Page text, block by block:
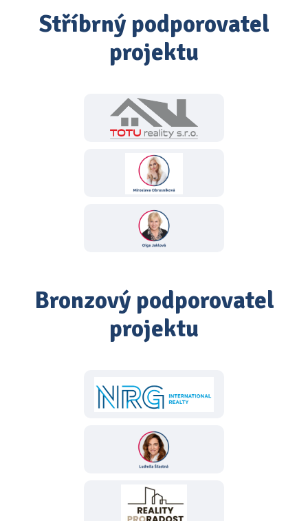
Stříbrný podporovatel
projektu
Bronzový podporovatel
projektu